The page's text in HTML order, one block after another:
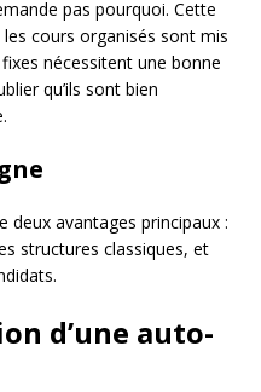
pas pourquoi. Cette
cours organisés sont mis
nécessitent une bonne
qu’ils sont bien
deux avantages principaux :
structures classiques, et
d’une auto-